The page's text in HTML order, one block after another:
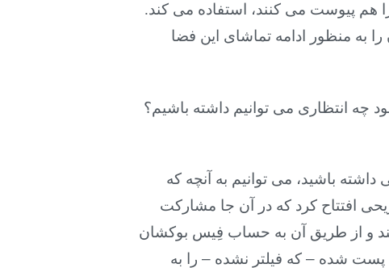
هم پیوست می کنند، استفاده می کند.
به منظور ادامه تماشای این فضا
شود چه انتظاری می توانیم داشته باشیم؟
باشید، می توانیم به آنچه که
کوکا پارکی تفریحی افتتاح کرد که در آن جا مشارکت
و از طریق آن به حساب فِیس بوکشان
پست شده – که فیلتر نشده – را به